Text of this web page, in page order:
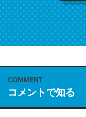
COMMENT
コメントで知る
これは名文。彼はと
う。英語少しでも読